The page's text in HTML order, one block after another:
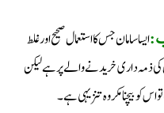
ایسا سامان جس کا استعمال صحیح اور غلط
کی ذمہ داری خریدنے والے پر ہے لیکن
کو بیچنا مکروہ تنزیہی ہے۔